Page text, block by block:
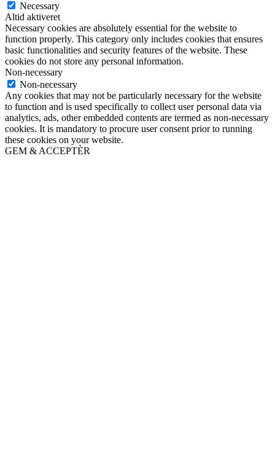
Necessary
Altid aktiveret
Necessary cookies are absolutely essential for the website to
function properly. This category only includes cookies that ensures
basic functionalities and security features of the website. These
cookies do not store any personal information.
Non-necessary
Non-necessary
Any cookies that may not be particularly necessary for the website
to function and is used specifically to collect user personal data via
analytics, ads, other embedded contents are termed as non-necessary
cookies. It is mandatory to procure user consent prior to running
these cookies on your website.
GEM & ACCEPTÈR